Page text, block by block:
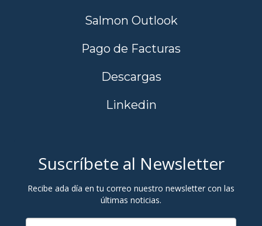
Salmon Outlook
Pago de Facturas
Descargas
Linkedin
Suscríbete al Newsletter
Recibe ada día en tu correo nuestro newsletter con las
últimas noticias.